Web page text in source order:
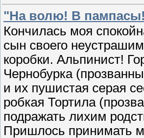
"На волю! В
Кончилась моя
сын своего
коробки. Альпинист!
Чернобурка
и их пушистая серая
робкая Тортила
подражать лихим
Пришлось принимать